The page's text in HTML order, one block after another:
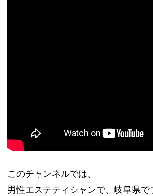
このチャンネルでは、
男性エステティシャンで、岐阜県で